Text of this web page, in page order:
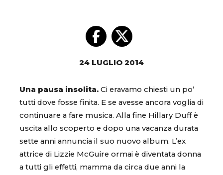
24 LUGLIO 2014
Una pausa insolita. Ci eravamo chiesti un po’
tutti dove fosse finita. E se avesse ancora voglia di
continuare a fare musica. Alla fine Hillary Duff è
uscita allo scoperto e dopo una vacanza durata
sette anni annuncia il suo nuovo album. L’ex
attrice di Lizzie McGuire ormai è diventata donna
a tutti gli effetti, mamma da circa due anni la